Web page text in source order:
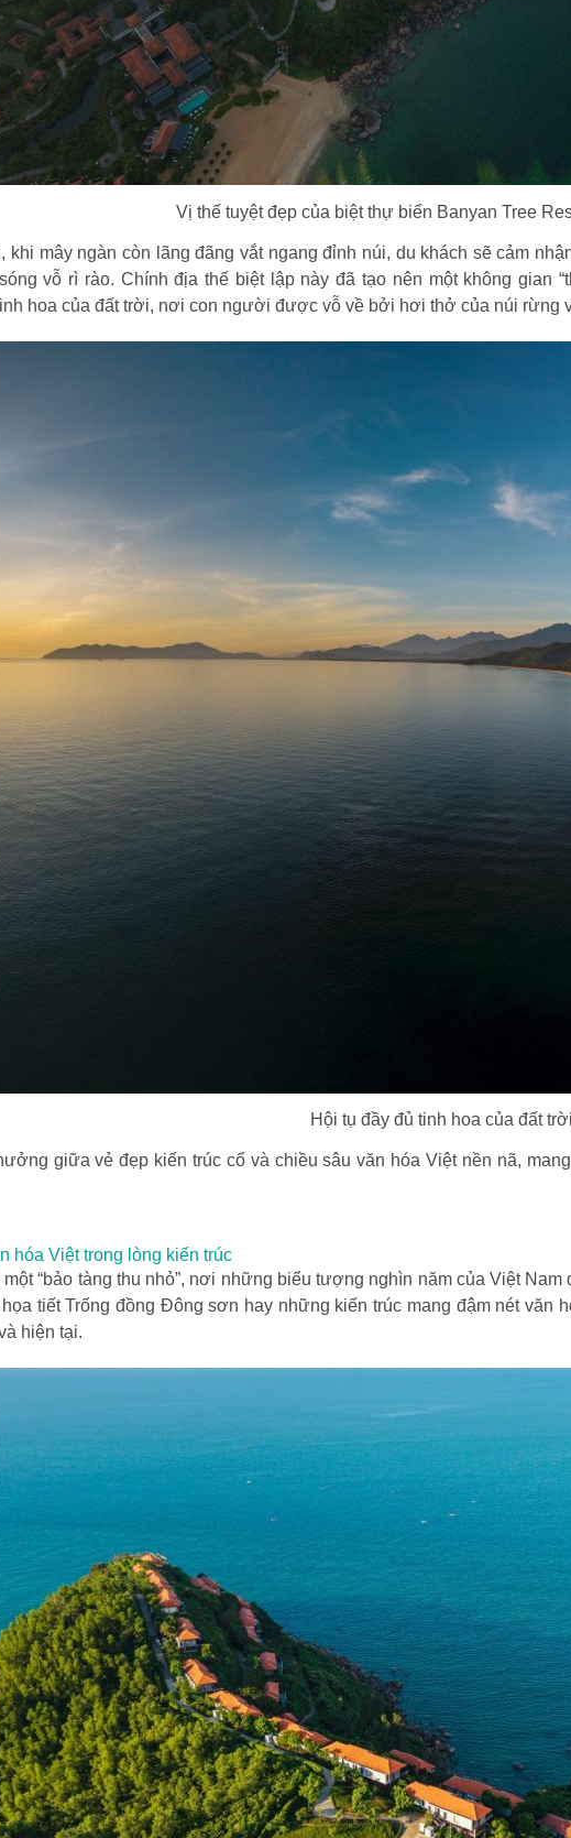
Vị thế tuyệt đẹp của biệt thự biển Banyan Tree
khi mây ngàn còn lãng đãng vắt ngang đỉnh núi, du khách sẽ cảm
vỗ rì rào. Chính địa thế biệt lập này đã tạo nên một không gian
hoa của đất trời, nơi con người được vỗ về bởi hơi thở của núi rừng
Hội tụ đầy đủ tinh hoa của đất trời
giữa vẻ đẹp kiến trúc cổ và chiều sâu văn hóa Việt nền nã,
hóa Việt trong lòng kiến trúc
“bảo tàng thu nhỏ”, nơi những biểu tượng nghìn năm của Việt
tiết Trống đồng Đông sơn hay những kiến trúc mang đậm nét văn
hiện tại.